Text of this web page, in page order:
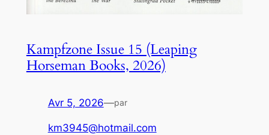
Kampfzone Issue 15 (Leaping
Horseman Books, 2026)
Avr 5, 2026—par
km3945@hotmail.com